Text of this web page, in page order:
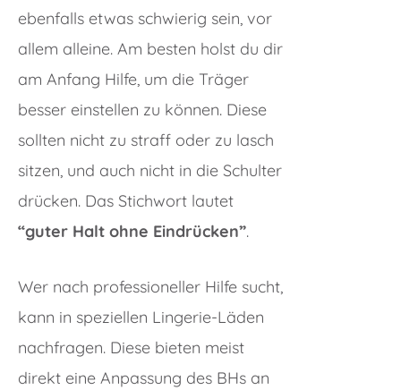
ebenfalls etwas schwierig sein, vor
allem alleine. Am besten holst du dir
am Anfang Hilfe, um die Träger
besser einstellen zu können. Diese
sollten nicht zu straff oder zu lasch
sitzen, und auch nicht in die Schulter
drücken. Das Stichwort lautet
“guter Halt ohne Eindrücken”.
Wer nach professioneller Hilfe sucht,
kann in speziellen Lingerie-Läden
nachfragen. Diese bieten meist
direkt eine Anpassung des BHs an